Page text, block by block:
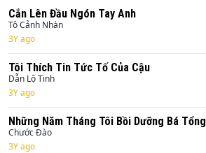
Cắn Lên Đầu Ngón Tay Anh
Tô Cảnh Nhàn
3Y ago
Tôi Thích Tin Tức Tố Của Cậu
Dẫn Lộ Tinh
3Y ago
Những Năm Tháng Tôi Bồi Dưỡng Bá Tổng
Chước Đào
3Y ago